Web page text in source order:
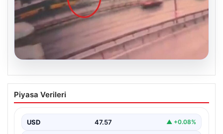
Küçükçekmece’de 3 kişinin öldüğü
kazanın görüntüleri ortaya çıktı
Ölümüne Neden Olan Kaza Güvenlik Kamerası
Görüntüleriyle Ortaya Çıktı”,…
Piyasa Verileri
USD 47.57 ▲ +0.08%